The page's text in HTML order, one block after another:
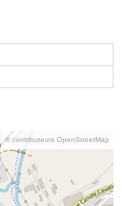
© contributeurs OpenStreetMap